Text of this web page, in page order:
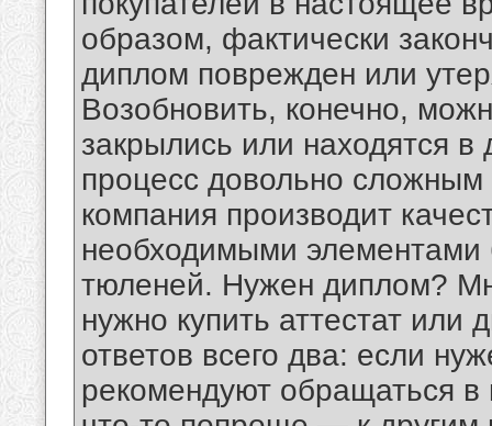
образом, фактически
диплом поврежден или
Возобновить, конечно,
закрылись или находятся в
процесс довольно
компания производит
необходимыми элементами
тюленей. Нужен диплом?
нужно купить аттестат
ответов всего два: если
рекомендуют обращаться